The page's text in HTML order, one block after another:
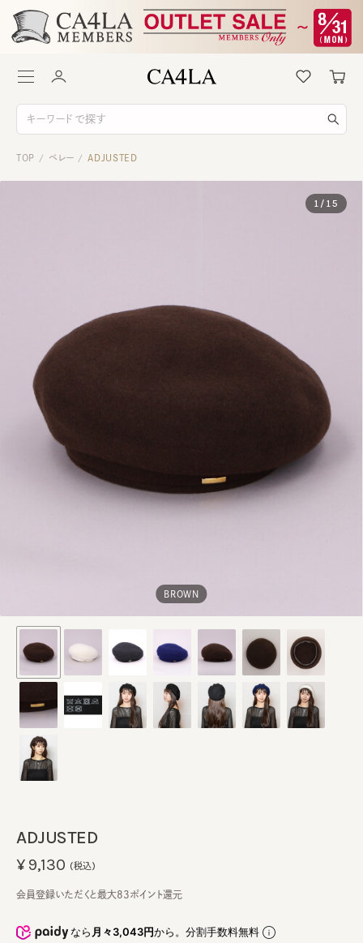
TOP / ベレー / ADJUSTED
BROWN
1 / 15
ADJUSTED
なら月々3,043円から。分割手数料無料
¥9,130 (税込)
会員登録いただくと最大83ポイント還元